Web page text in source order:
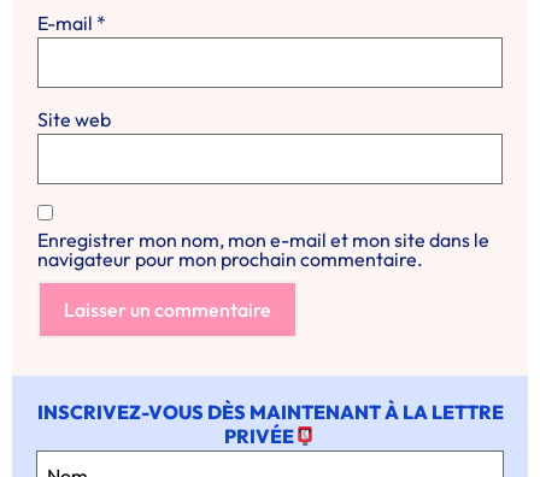
E-mail *
Site web
Enregistrer mon nom, mon e-mail et mon site dans le
navigateur pour mon prochain commentaire.
INSCRIVEZ-VOUS DÈS MAINTENANT À LA LETTRE
PRIVÉE